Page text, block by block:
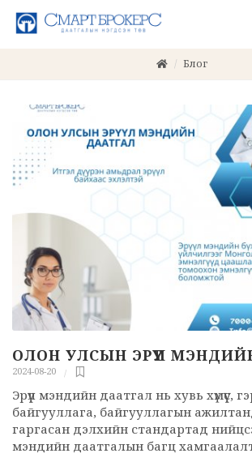
Блог
ОЛОН УЛСЫН ЭРҮҮЛ
2024-08-20
Эрүүл мэндийн даатгал нь хувь хүмүүс,
байгууллага, байгууллагын
гаргасан дэлхийн стандартад
мэндийн даатгалын багц